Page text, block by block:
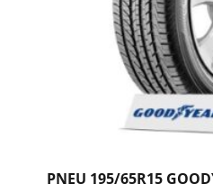
PNEU 195/65R15